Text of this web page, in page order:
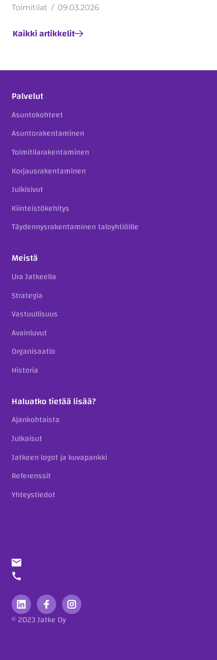
Toimitilat 09.03.2026
Kaikki artikkelit
Palvelut
Asuntokohteet
Asuntorakentaminen
Toimitilarakentaminen
Korjausrakentaminen
Julkisivut
Kiinteistökehitys
Täydennysrakentaminen taloyhtiöille
Meistä
Ura Jatkeella
Strategia
Vastuullisuus
Avainluvut
Organisaatio
Historia
Haluatko tietää lisää?
Ajankohtaista
Julkaisut
Jatkeen logot ja kuvapankki
Referenssit
Yhteystiedot
© 2023 Jatke Oy